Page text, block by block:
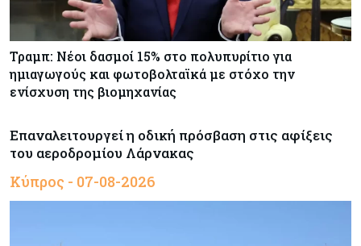
Τραμπ: Νέοι δασμοί 15% στο πολυπυρίτιο για
ημιαγωγούς και φωτοβολταϊκά με στόχο την
ενίσχυση της βιομηχανίας
Επαναλειτουργεί η οδική πρόσβαση στις αφίξεις
του αεροδρομίου Λάρνακας
Κύπρος - 07-08-2026